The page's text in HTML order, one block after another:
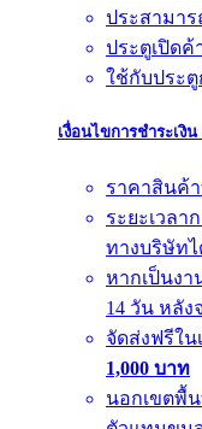
ประสามาร
ประตูเปิดค้
ใช้กับประ
เงื่อนไขการชำระเงิ
ราคาสินค้
ระยะเวลา
ทางบริษัท
หากเป็นงา
14 วัน หลั
จัดส่งฟรีใ
1,000 บาท
นอกเขตพื้